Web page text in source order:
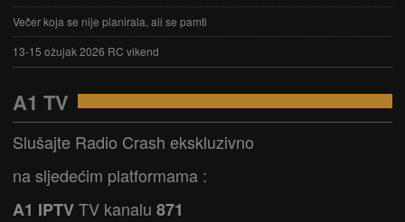
Večer koja se nije planirala, ali se pamti
13-15 ožujak 2026 RC vikend
A1 TV
Slušajte Radio Crash ekskluzivno
na sljedećim platformama :
A1 IPTVTV kanalu 871